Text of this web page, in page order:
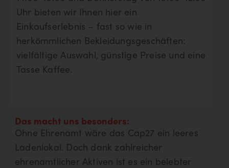
Uhr bieten wir Ihnen hier ein
Einkaufserlebnis – fast so wie in
herkömmlichen Bekleidungsgeschäften:
vielfältige Auswahl, günstige Preise und eine
Tasse Kaffee.
Das macht uns besonders:
Ohne Ehrenamt wäre das Cap27 ein leeres
Ladenlokal. Doch dank zahlreicher
ehrenamtlicher Aktiven ist es ein belebter